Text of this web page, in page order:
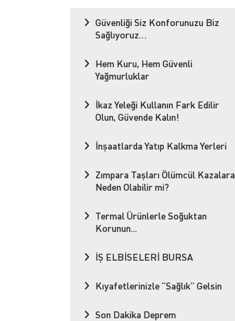
Güvenliği Siz Konforunuzu Biz
Sağlıyoruz…
Hem Kuru, Hem Güvenli
Yağmurluklar
İkaz Yeleği Kullanın Fark Edilir
Olun, Güvende Kalın!
İnşaatlarda Yatıp Kalkma Yerleri
Zımpara Taşları Ölümcül Kazalara
Neden Olabilir mi?
Termal Ürünlerle Soğuktan
Korunun...
İŞ ELBİSELERİ BURSA
Kıyafetlerinizle “Sağlık” Gelsin
Son Dakika Deprem